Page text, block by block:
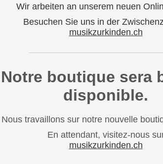
Wir arbeiten an unserem neuen
Besuchen Sie uns in der
musikzurkinden.ch
Notre boutique sera
disponible.
Nous travaillons sur notre nouvelle
En attendant, visitez-nous
musikzurkinden.ch